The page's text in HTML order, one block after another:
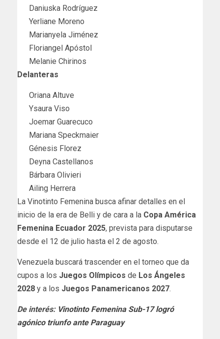
Daniuska Rodríguez
Yerliane Moreno
Marianyela Jiménez
Floriangel Apóstol
Melanie Chirinos
Delanteras
Oriana Altuve
Ysaura Viso
Joemar Guarecuco
Mariana Speckmaier
Génesis Florez
Deyna Castellanos
Bárbara Olivieri
Ailing Herrera
La Vinotinto Femenina busca afinar detalles en el
inicio de la era de Belli y de cara a la Copa América
Femenina Ecuador 2025, prevista para disputarse
desde el 12 de julio hasta el 2 de agosto.
Venezuela buscará trascender en el torneo que da
cupos a los Juegos Olímpicos de Los Ángeles
2028 y a los Juegos Panamericanos 2027.
De interés: Vinotinto Femenina Sub-17 logró
agónico triunfo ante Paraguay